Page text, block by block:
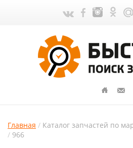
Главная Каталог запчастей по
966